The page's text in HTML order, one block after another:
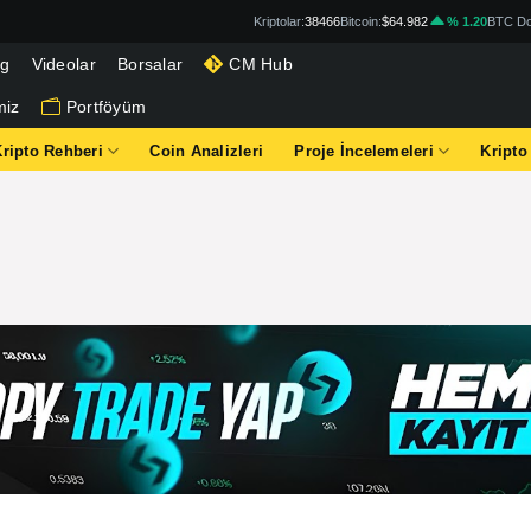
Kriptolar:38466Bitcoin:$64.982 % 1.20BTC
Videolar Borsalar CM Hub
Portföyüm
Rehberi Coin Analizleri Proje İncelemeleri Kripto